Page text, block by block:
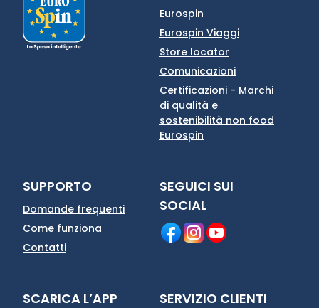
Eurospin
Eurospin Viaggi
Store locator
Comunicazioni
Certificazioni - Marchi
di qualità e
sostenibilità non food
Eurospin
SUPPORTO
Domande frequenti
Come funziona
Contatti
SEGUICI SUI
SOCIAL
SCARICA L’APP SERVIZIO CLIENTI